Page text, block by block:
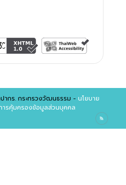
กร. กระทรวงวัฒนธรรม - นโยบาย
ารคุ้มครองข้อมูลส่วนบุคคล